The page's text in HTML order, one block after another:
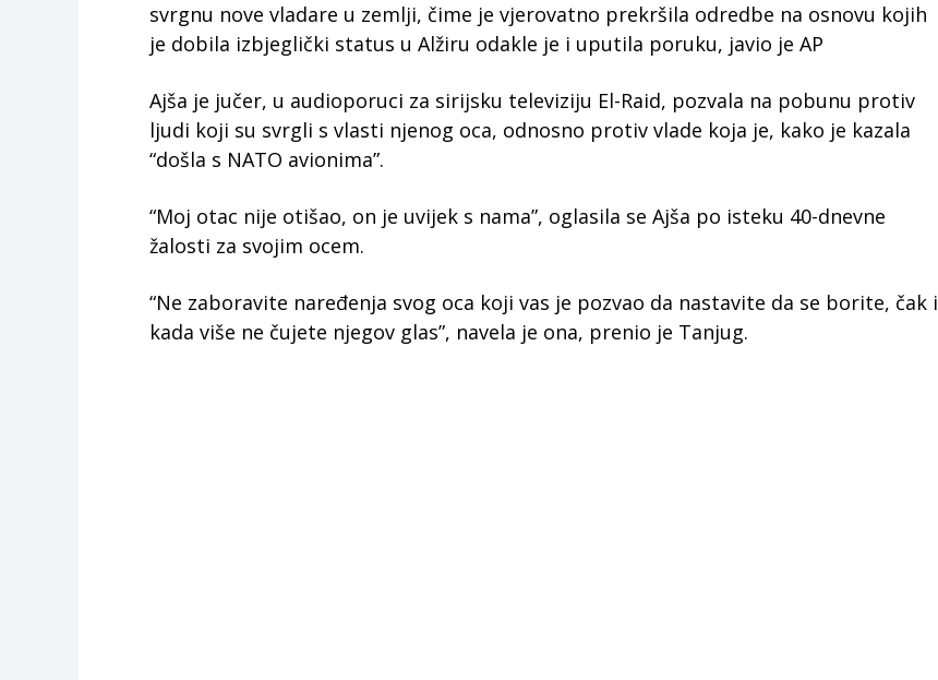
svrgnu nove vladare u zemlji, čime je vjerovatno prekršila odredbe na osnovu kojih
je dobila izbjeglički status u Alžiru odakle je i uputila poruku, javio je AP
Ajša je jučer, u audioporuci za sirijsku televiziju El-Raid, pozvala na pobunu protiv
ljudi koji su svrgli s vlasti njenog oca, odnosno protiv vlade koja je, kako je kazala
“došla s NATO avionima”.
“Moj otac nije otišao, on je uvijek s nama”, oglasila se Ajša po isteku 40-dnevne
žalosti za svojim ocem.
“Ne zaboravite naređenja svog oca koji vas je pozvao da nastavite da se borite, čak i
kada više ne čujete njegov glas”, navela je ona, prenio je Tanjug.